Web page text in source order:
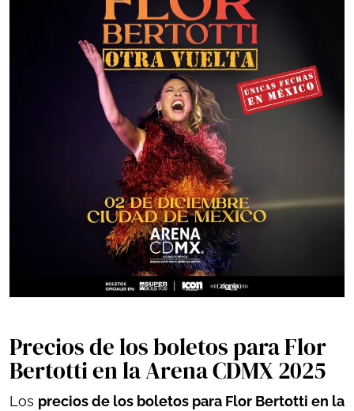
Precios de los boletos para Flor
Bertotti en la Arena CDMX 2025
Los precios de los boletos para Flor Bertotti en la